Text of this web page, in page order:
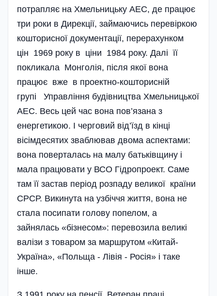
потрапляє на Хмельницьку АЕС, де працює
три роки в Дирекції, займаючись перевіркою
кошторисної документації, перерахунком
цін 1969 року в ціни 1984 року. Далі її
покликала Монголія, після якої вона
працює вже в проектно-кошторисній
групі Управління будівництва Хмельницької
АЕС. Весь цей час вона пов’язана з
енергетикою. І черговий від’їзд в кінці
вісімдесятих зваблював двома аспектами:
вона поверталась на малу батьківщину і
мала працювати у ВСО Гідропроект. Саме
там її застав період розпаду великої країни
СРСР. Викинута на узбіччя життя, вона не
стала посипати голову попелом, а
зайнялась «бізнесом»: перевозила великі
валізи з товаром за маршрутом «Китай-
Україна», «Польща - Лівія - Росія» і таке
інше.